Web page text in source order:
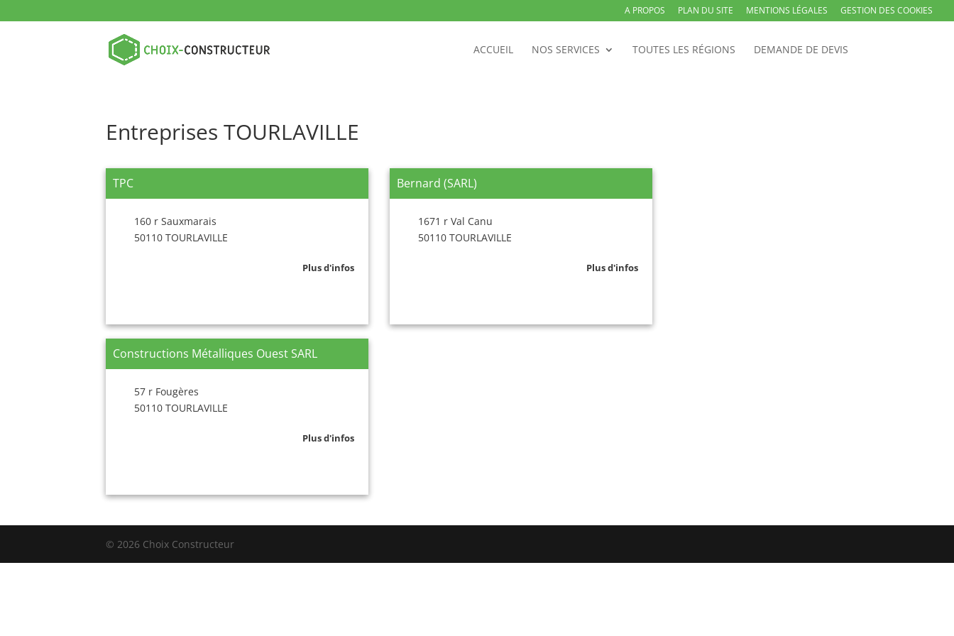
A PROPOS PLAN DU SITE MENTIONS LÉGALES GESTION DES COOKIES
ACCUEIL NOS SERVICES TOUTES LES RÉGIONS DEMANDE DE DEVIS
Entreprises TOURLAVILLE
TPC
160 r Sauxmarais
50110 TOURLAVILLE
Plus d'infos
Bernard (SARL)
1671 r Val Canu
50110 TOURLAVILLE
Plus d'infos
Constructions Métalliques Ouest SARL
57 r Fougères
50110 TOURLAVILLE
Plus d'infos
© 2026 Choix Constructeur